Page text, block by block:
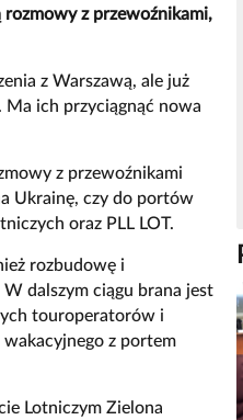
z przewoźnikami,
z Warszawą, ale już
Ma ich przyciągnąć nowa
z przewoźnikami
Ukrainę, czy do portów
oraz PLL LOT.
rozbudowę i
dalszym ciągu brana jest
touroperatorów i
z portem
Lotniczym Zielona